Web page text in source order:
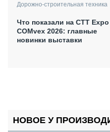
Дорожно-строительная техника
Что показали на CTT
COMvex 2026: главные
новинки выставки
НОВОЕ У